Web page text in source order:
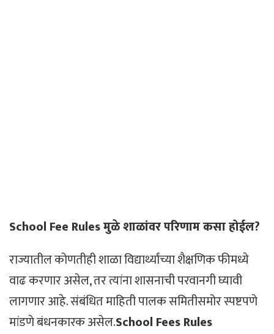
School Fee Rules मुळे शाळांवर परिणाम कसा होईल?
राज्यातील कोणतीही शाळा विद्यार्थ्यांच्या शैक्षणिक फीमध्ये
वाढ करणार असेल, तर त्यांना शासनाची परवानगी घ्यावी
लागणार आहे. संबंधित माहिती पालक समितीसमोर स्पष्टपणे
मांडणे बंधनकारक असेल.School Fees Rules